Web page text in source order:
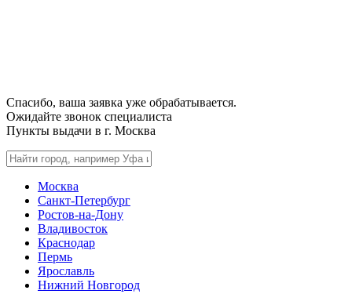
Спасибо, ваша заявка уже обрабатывается.
Ожидайте звонок специалиста
Пункты выдачи в г. Москва
Москва
Санкт-Петербург
Ростов-на-Дону
Владивосток
Краснодар
Пермь
Ярославль
Нижний Новгород